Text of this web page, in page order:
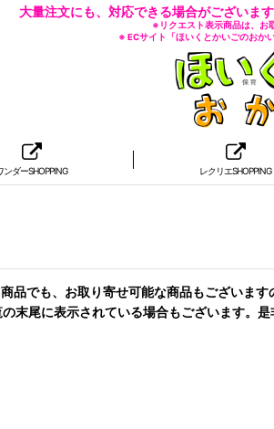
大量注文にも、対応できる場合がございま
※リクエスト表示商品は、お
※ ECサイト「ほいくとかいごのおか
ンダーSHOPPING レクリエSHOPPING
品でも、お取り寄せ可能な商品もございます
末尾に表示されている場合もございます。是